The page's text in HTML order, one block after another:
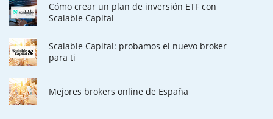
Cómo crear un plan de inversión ETF con
Scalable Capital
Scalable Capital: probamos el nuevo broker
para ti
Mejores brokers online de España